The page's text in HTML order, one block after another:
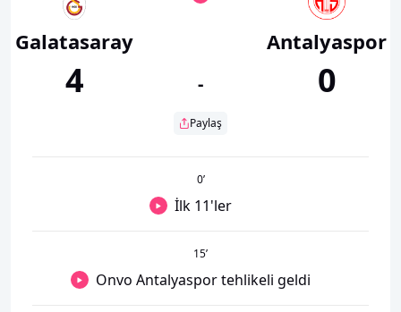
Galatasaray
4 -
Paylaş
Antalyaspor
0
0’
İlk 11'ler
15’
Onvo Antalyaspor tehlikeli geldi